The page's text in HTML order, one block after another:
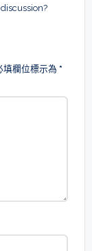
填欄位標示為 *